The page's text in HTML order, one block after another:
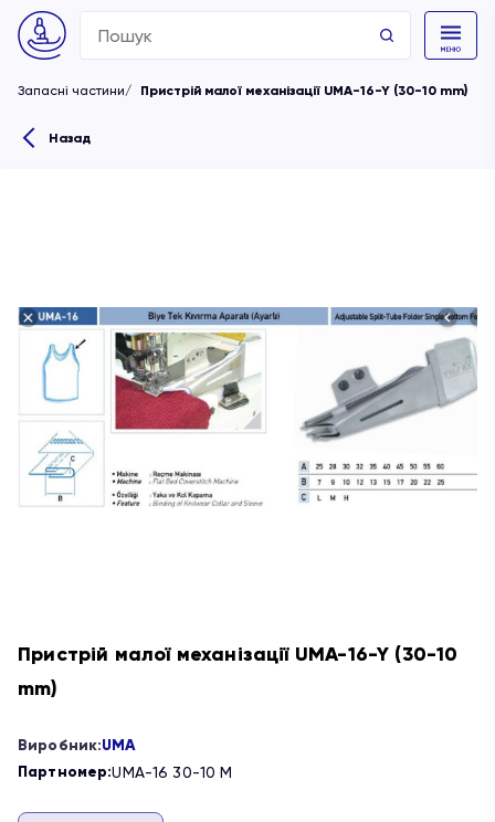
Search
for:
Запасні частини Пристрій малої механізації UMA-16-Y (30-10 mm)
Назад
Пристрій малої механізації UMA-16-Y (30-10
mm)
Виробник:UMA
Партномер:UMA-16 30-10 М